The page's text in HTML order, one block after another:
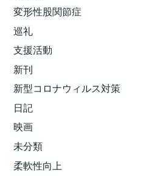
変形性股関節症
巡礼
支援活動
新刊
新型コロナウィルス対策
日記
映画
未分類
柔軟性向上